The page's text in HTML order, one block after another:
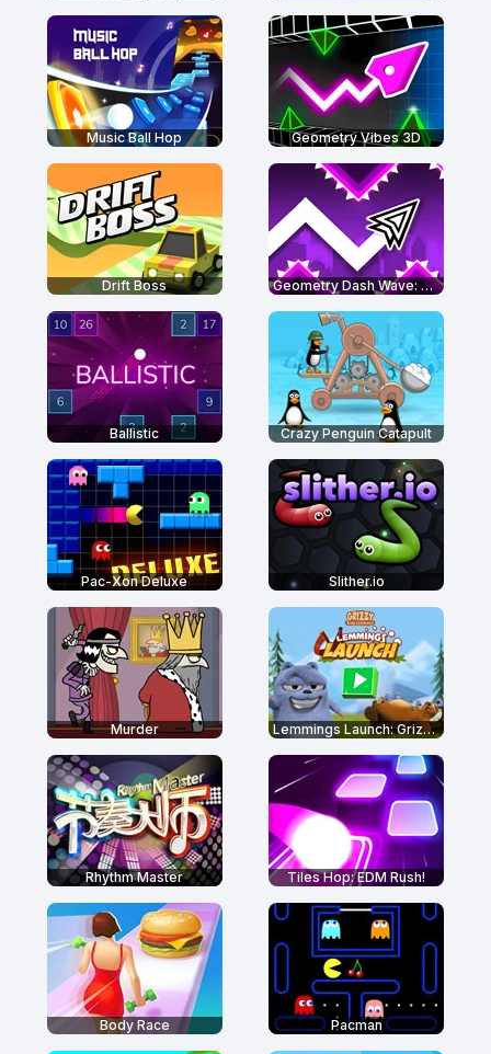
Music Ball Hop Geometry Vibes 3D
Drift Boss Geometry Dash Wave: Original
Ballistic Crazy Penguin Catapult
Pac-Xon Deluxe Slither.io
Murder Lemmings Launch: Grizzy & The Lemmings
Rhythm Master Tiles Hop: EDM Rush!
Body Race Pacman